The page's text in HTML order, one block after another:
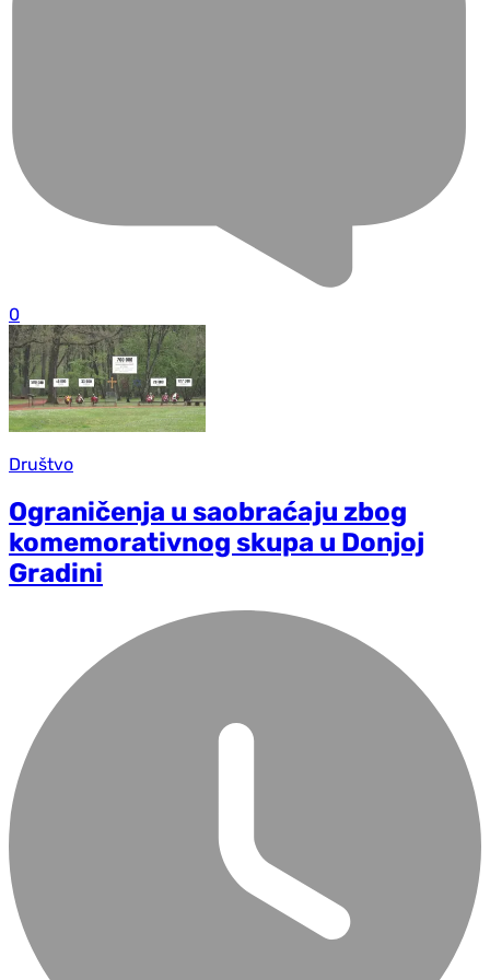
0
Društvo
Ograničenja u saobraćaju zbog
komemorativnog skupa u Donjoj
Gradini